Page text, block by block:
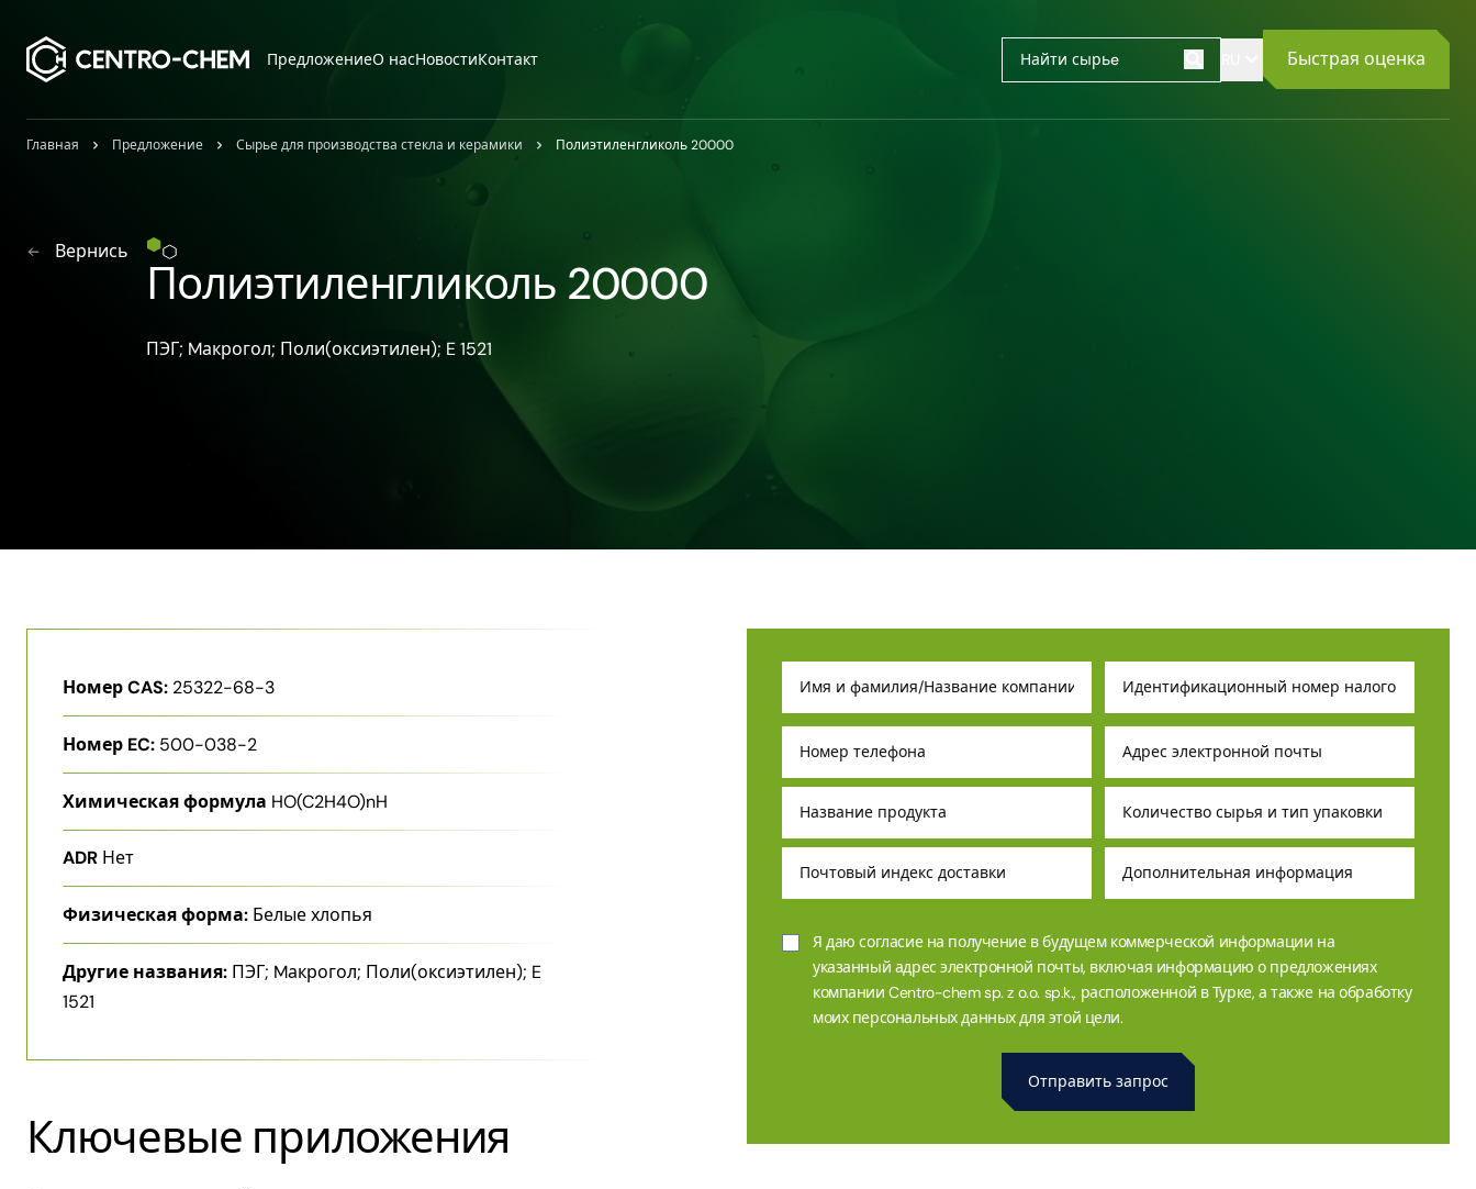
ПредложениеО насНовостиКонтакт Быстрая оценка
Главная Предложение Сырье для производства стекла и керамики Полиэтиленгликоль 20000
Вернись
Полиэтиленгликоль 20000
ПЭГ; Mакрогол; Поли​(оксиэтилен)​; E 1521
Номер CAS: 25322-68-3
Номер EC: 500-038-2
Химическая формула HO(C2H4O)nH
ADR Нет
Физическая форма: Белые хлопья
Другие названия: ПЭГ; Mакрогол; Поли​(оксиэтилен)​; E
1521
Ключевые приложения
Я даю согласие на получение в будущем коммерческой информации на
указанный адрес электронной почты, включая информацию о предложениях
компании Centro-chem sp. z o.o. sp.k., расположенной в Турке, а также на обработку
моих персональных данных для этой цели.